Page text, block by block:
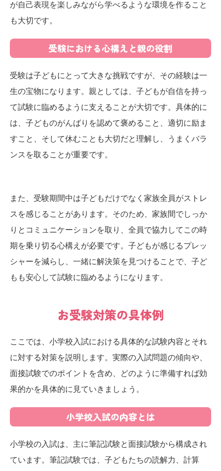
が自己表現を楽しみながら学べるような環境を作ること
も大切です。
受験における心構えと親の役割
受験は子どもにとって大きな挑戦ですが、その経験は一
生の宝物になります。親としては、子どもが自信を持っ
て試験に臨めるように支えることが大切です。具体的に
は、子どものがんばりを認めて褒めること、適切に励ま
すこと、そして休むことも大切だと理解し、うまくバラ
ンスを取ることが重要です。
また、受験期間中は子どもだけでなく家族全員がストレ
スを感じることがあります。そのため、家族間でしっか
りとコミュニケーションを取り、全員で協力してこの時
期を乗り切る心構えが必要です。子どもが感じるプレッ
シャーを減らし、一緒に解決策を見つけることで、子ど
もも安心して試験に臨めるようになります。
お受験対策の具体例
ここでは、小学校入試における具体的な試験内容とそれ
に対する対策を説明します。実際の入試問題の傾向や、
面接試験でのポイントを含め、どのように準備すれば効
果的かを具体的に見ていきましょう。
小学校入試の内容とは
小学校の入試は、主に筆記試験と面接試験から構成され
ています。筆記試験では、子どもたちの読解力、計算